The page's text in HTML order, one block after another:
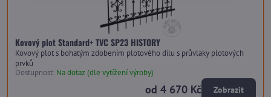
Kovový plot Standard+ TVC SP23 HISTORY
Kovový plot s bohatým zdobením plotového dílu s průvlaky plotových
prvků
Dostupnost: Na dotaz (dle vytížení výroby)
od 4 670 Kč Zobrazit